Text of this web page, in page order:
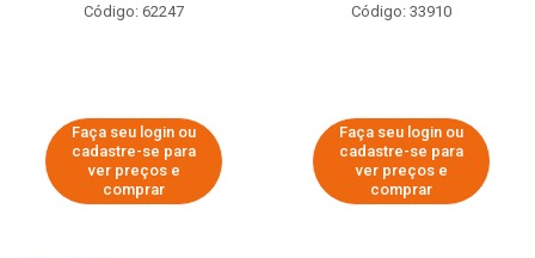
Código: 62247
Faça seu login ou
cadastre-se para
ver preços e
comprar
Código: 33910
Faça seu login ou
cadastre-se para
ver preços e
comprar